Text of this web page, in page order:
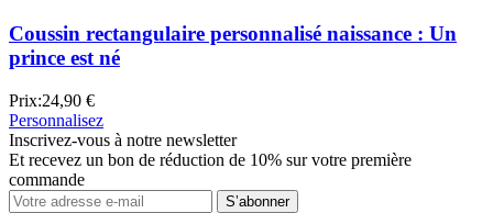
Coussin rectangulaire personnalisé naissance : Un
prince est né
Prix:24,90 €
Personnalisez
Inscrivez-vous à notre newsletter
Et recevez un bon de réduction de 10% sur votre première
commande
S’abonner